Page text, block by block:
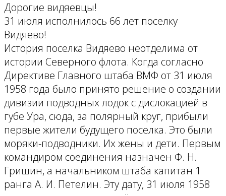
Дорогие видяевцы!
31 июля исполнилось 66 лет поселку
Видяево!
История поселка Видяево неотделима от
истории Северного флота. Когда согласно
Директиве Главного штаба ВМФ от 31 июля
1958 года было принято решение о создании
дивизии подводных лодок с дислокацией в
губе Ура, сюда, за полярный круг, прибыли
первые жители будущего поселка. Это были
моряки-подводники. Их жены и дети. Первым
командиром соединения назначен Ф. Н.
Гришин, а начальником штаба капитан 1
ранга А. И. Петелин. Эту дату, 31 июля 1958